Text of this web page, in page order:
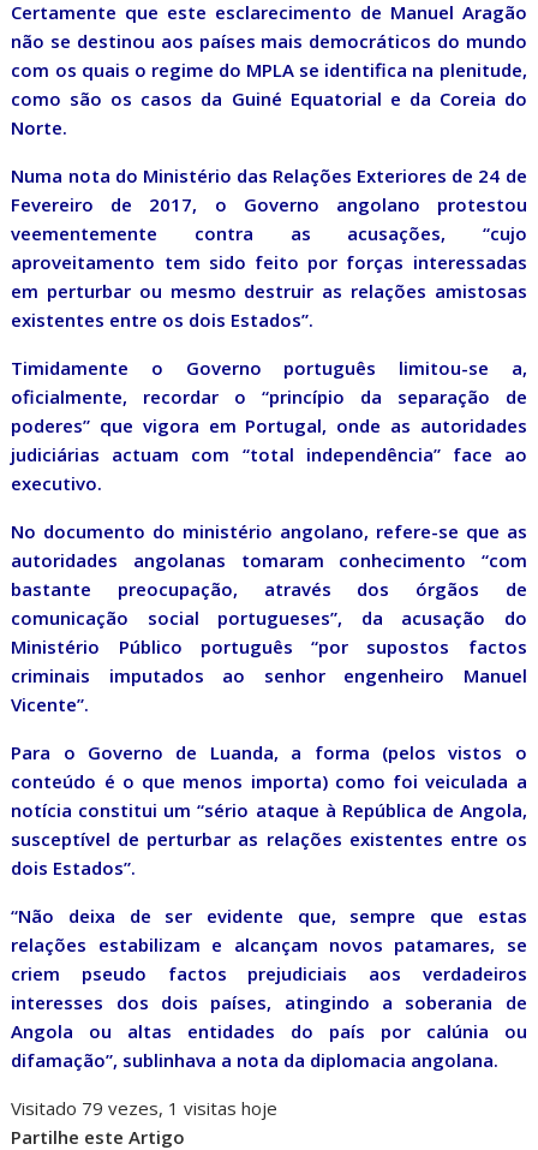
Certamente que este esclarecimento de Manuel Aragão
não se destinou aos países mais democráticos do mundo
com os quais o regime do MPLA se identifica na plenitude,
como são os casos da Guiné Equatorial e da Coreia do
Norte.
Numa nota do Ministério das Relações Exteriores de 24 de
Fevereiro de 2017, o Governo angolano protestou
veementemente contra as acusações, “cujo
aproveitamento tem sido feito por forças interessadas
em perturbar ou mesmo destruir as relações amistosas
existentes entre os dois Estados”.
Timidamente o Governo português limitou-se a,
oficialmente, recordar o “princípio da separação de
poderes” que vigora em Portugal, onde as autoridades
judiciárias actuam com “total independência” face ao
executivo.
No documento do ministério angolano, refere-se que as
autoridades angolanas tomaram conhecimento “com
bastante preocupação, através dos órgãos de
comunicação social portugueses”, da acusação do
Ministério Público português “por supostos factos
criminais imputados ao senhor engenheiro Manuel
Vicente”.
Para o Governo de Luanda, a forma (pelos vistos o
conteúdo é o que menos importa) como foi veiculada a
notícia constitui um “sério ataque à República de Angola,
susceptível de perturbar as relações existentes entre os
dois Estados”.
“Não deixa de ser evidente que, sempre que estas
relações estabilizam e alcançam novos patamares, se
criem pseudo factos prejudiciais aos verdadeiros
interesses dos dois países, atingindo a soberania de
Angola ou altas entidades do país por calúnia ou
difamação”, sublinhava a nota da diplomacia angolana.
Visitado 79 vezes, 1 visitas hoje
Partilhe este Artigo